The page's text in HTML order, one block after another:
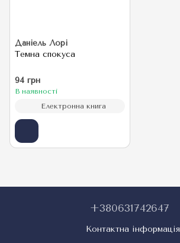
Даніель Лорі
Темна спокуса
94 грн
В наявності
Електронна книга
+380631742647
Контактна інформація